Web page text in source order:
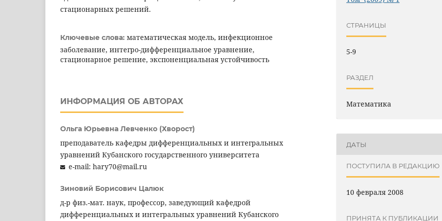
стационарных решений.
Ключевые слова: математическая модель, инфекционное
заболевание, интегро-дифференциальное уравнение,
стационарное решение, экспоненциальная устойчивость
ИНФОРМАЦИЯ ОБ АВТОРАХ
Ольга Юрьевна Левченко (Хворост)
преподаватель кафедры дифференциальных и интегральных
уравнений Кубанского государственного университета
e-mail: hary70@mail.ru
Зиновий Борисович Цалюк
д-р физ.-мат. наук, профессор, заведующий кафедрой
дифференциальных и интегральных уравнений Кубанского
СТРАНИЦЫ
5-9
РАЗДЕЛ
Математика
ДАТЫ
ПОСТУПИЛА В РЕДАКЦИЮ
10 февраля 2008
ПРИНЯТА К ПУБЛИКАЦИИ